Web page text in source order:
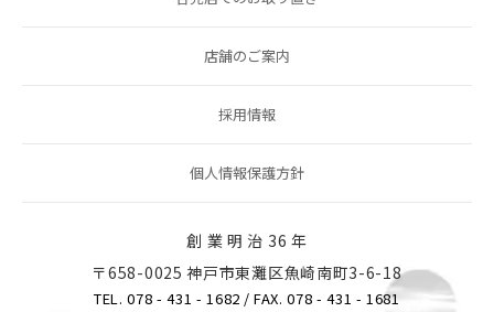
店舗のご案内
採用情報
個人情報保護方針
創 業 明 治 36 年
〒658-0025 神戸市東灘区魚崎南町3-6-18
TEL. 078 - 431 - 1682 / FAX. 078 - 431 - 1681